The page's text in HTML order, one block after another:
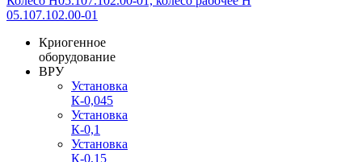
05.107.102.00-01
Криогенное
оборудование
ВРУ
Установка
К-0,045
Установка
К-0,1
Установка
К-0,15